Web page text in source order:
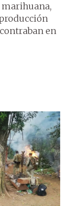
en